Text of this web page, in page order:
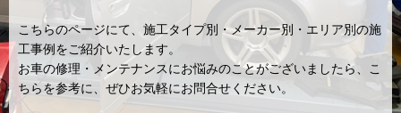
こちらのページにて、施工タイプ別・メーカー別・エリア別の施
工事例をご紹介いたします。
お車の修理・メンテナンスにお悩みのことがございましたら、こ
ちらを参考に、ぜひお気軽にお問合せください。